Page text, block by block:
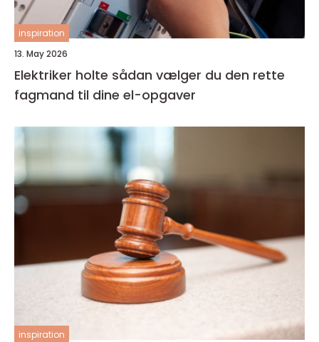
inspiration
13. May 2026
Elektriker holte sådan vælger du den rette
fagmand til dine el-opgaver
inspiration